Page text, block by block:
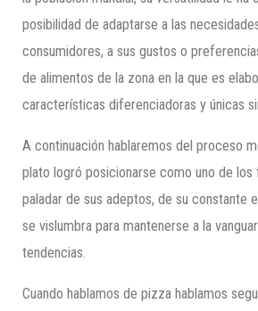
posibilidad de adaptarse a las
consumidores, a sus gustos o
de alimentos de la zona en la que es
características diferenciadoras y únicas
A continuación hablaremos del proceso
plato logró posicionarse como uno de los
paladar de sus adeptos, de su constante
se vislumbra para mantenerse a la
tendencias.
Cuando hablamos de pizza hablamos